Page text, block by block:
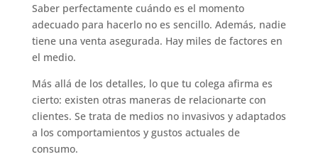
Saber perfectamente cuándo es el momento
adecuado para hacerlo no es sencillo. Además, nadie
tiene una venta asegurada. Hay miles de factores en
el medio.
Más allá de los detalles, lo que tu colega afirma es
cierto: existen otras maneras de relacionarte con
clientes. Se trata de medios no invasivos y adaptados
a los comportamientos y gustos actuales de
consumo.